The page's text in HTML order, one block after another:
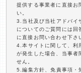
提供する事業者に直接お
い。
3.当社及び当社アドバイ
についてのご質問には回
に直接お問い合わせ下さ
4.本サイトに関して、利
が発生した場合、当事者
せん。
5.編集方針、免責事項・